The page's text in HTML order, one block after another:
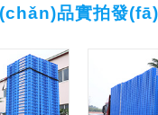
品實拍發